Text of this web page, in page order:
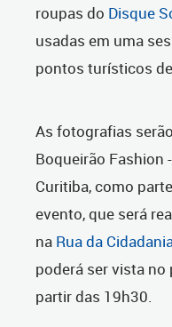
roupas do Disque
usadas em uma
pontos turísticos
As fotografias
Boqueirão Fashion
Curitiba, como
evento, que será
na Rua da
poderá ser vista no
partir das 19h30.